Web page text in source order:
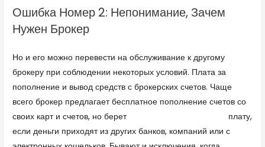
Ошибка Номер 2: Непонимание, Зачем
Нужен Брокер
Но и его можно перевести на обслуживание к другому
брокеру при соблюдении некоторых условий. Плата за
пополнение и вывод средств с брокерских счетов. Чаще
всего брокер предлагает бесплатное пополнение счетов со
своих карт и счетов, но берет
плату,
если деньги приходят из других банков, компаний или с